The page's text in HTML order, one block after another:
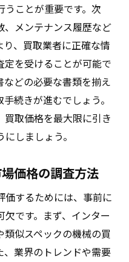
うことが重要です。次
、メンテナンス履歴など
、買取業者に正確な情
を受けることが可能で
どの必要な書類を揃え
続きが進むでしょう。
買取価格を最大限に引き
しましょう。
価格の調査方法
価するためには、事前に
です。まず、インター
似スペックの機械の買
業界のトレンドや需要